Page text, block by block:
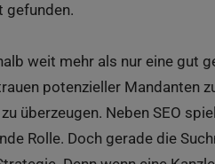
gefunden.
weit mehr als nur eine gut
potenzieller Mandanten
überzeugen. Neben SEO
Rolle. Doch gerade die